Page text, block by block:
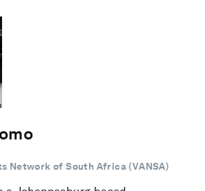
Network of South Africa (VANSA)